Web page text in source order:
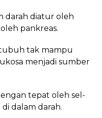
darah diatur oleh
pankreas.
tak mampu
menjadi sumber
tepat oleh sel-
dalam darah.